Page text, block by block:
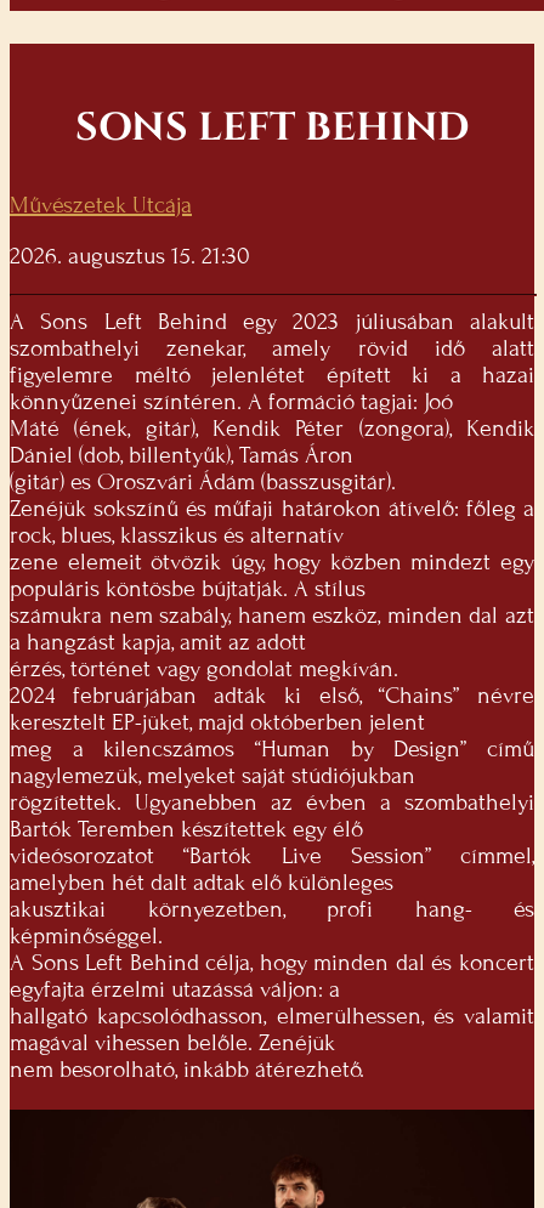
SONS LEFT BEHIND
Művészetek Utcája
2026. augusztus 15. 21:30
A Sons Left Behind egy 2023 júliusában alakult
szombathelyi zenekar, amely rövid idő alatt
figyelemre méltó jelenlétet épített ki a hazai
könnyűzenei színtéren. A formáció tagjai: Joó
Máté (ének, gitár), Kendik Péter (zongora), Kendik
Dániel (dob, billentyűk), Tamás Áron
(gitár) es Oroszvári Ádám (basszusgitár).
Zenéjük sokszínű és műfaji határokon átívelő: főleg a
rock, blues, klasszikus és alternatív
zene elemeit ötvözik úgy, hogy közben mindezt egy
populáris köntösbe bújtatják. A stílus
számukra nem szabály, hanem eszköz, minden dal azt
a hangzást kapja, amit az adott
érzés, történet vagy gondolat megkíván.
2024 februárjában adták ki első, “Chains” névre
keresztelt EP-jüket, majd októberben jelent
meg a kilencszámos “Human by Design” című
nagylemezük, melyeket saját stúdiójukban
rögzítettek. Ugyanebben az évben a szombathelyi
Bartók Teremben készítettek egy élő
videósorozatot “Bartók Live Session” címmel,
amelyben hét dalt adtak elő különleges
akusztikai környezetben, profi hang- és
képminőséggel.
A Sons Left Behind célja, hogy minden dal és koncert
egyfajta érzelmi utazássá váljon: a
hallgató kapcsolódhasson, elmerülhessen, és valamit
magával vihessen belőle. Zenéjük
nem besorolható, inkább átérezhető.